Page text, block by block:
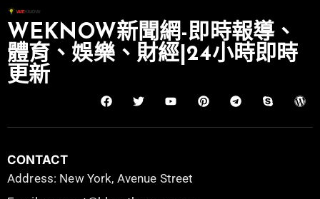
WEKNOW新聞網-即時報導、
體育、娛樂、財經|24小時即時
更新
CONTACT
Address: New York, Avenue Street